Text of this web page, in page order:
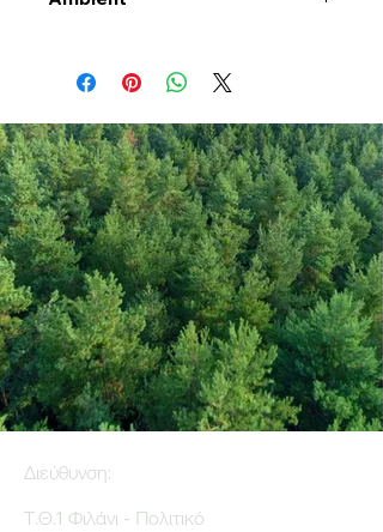
Διεύθυνση:
Τ.Θ.1 Φιλάνι - Πολιτικό